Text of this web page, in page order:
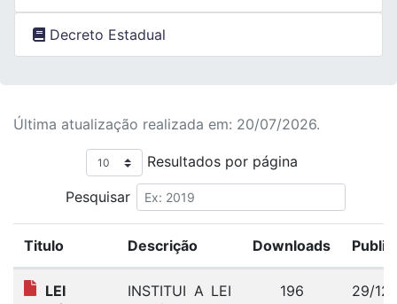
Decreto Estadual
Última atualização realizada em: 20/07/2026.
Resultados por página
Pesquisar
Titulo Descrição Downloads
LEI
INSTITUI A LEI
196 29/